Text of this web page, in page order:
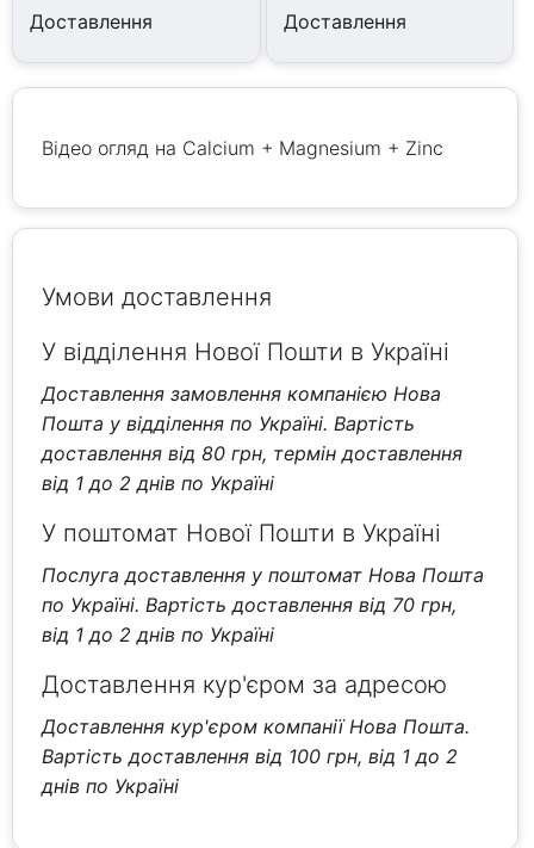
Доставлення Доставлення
Відео огляд на Calcium + Magnesium + Zinc
Умови доставлення
У відділення Нової Пошти в Україні
Доставлення замовлення компанією Нова
Пошта у відділення по Україні. Вартість
доставлення від 80 грн, термін доставлення
від 1 до 2 днів по Україні
У поштомат Нової Пошти в Україні
Послуга доставлення у поштомат Нова Пошта
по Україні. Вартість доставлення від 70 грн,
від 1 до 2 днів по Україні
Доставлення кур'єром за адресою
Доставлення кур'єром компанії Нова Пошта.
Вартість доставлення від 100 грн, від 1 до 2
днів по Україні